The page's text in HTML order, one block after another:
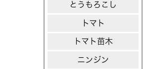
とうもろこし
トマト
トマト苗木
ニンジン